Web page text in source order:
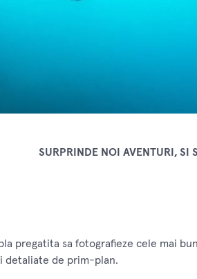
SURPRINDE NOI AVENTURI, SI
pregatita sa fotografieze cele mai
detaliate de prim-plan.